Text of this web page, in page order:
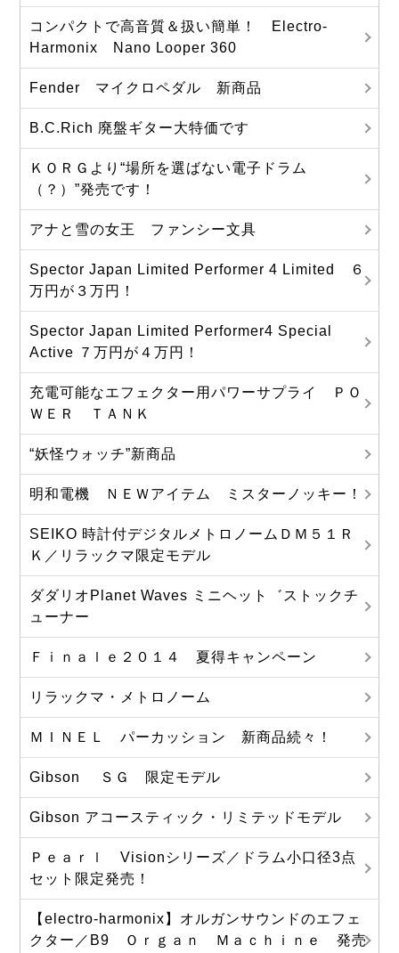
コンパクトで高音質＆扱い簡単！ Electro-
Harmonix Nano Looper 360
Fender マイクロペダル 新商品
B.C.Rich 廃盤ギター大特価です
ＫＯＲＧより“場所を選ばない電子ドラム
（？）”発売です！
アナと雪の女王 ファンシー文具
Spector Japan Limited Performer 4 Limited ６
万円が３万円！
Spector Japan Limited Performer4 Special
Active ７万円が４万円！
充電可能なエフェクター用パワーサプライ ＰＯ
ＷＥＲ ＴＡＮＫ
“妖怪ウォッチ”新商品
明和電機 ＮＥＷアイテム ミスターノッキー！
SEIKO 時計付デジタルメトロノームＤＭ５１Ｒ
Ｋ／リラックマ限定モデル
ダダリオPlanet Waves ミニヘット゛ストックチ
ューナー
Ｆｉｎａｌｅ２０１４ 夏得キャンペーン
リラックマ・メトロノーム
ＭＩＮＥＬ パーカッション 新商品続々！
Gibson ＳＧ 限定モデル
Gibson アコースティック・リミテッドモデル
Ｐｅａｒｌ Visionシリーズ／ドラム小口径3点
セット限定発売！
【electro-harmonix】オルガンサウンドのエフェ
クター／B9 Ｏｒｇａｎ Ｍａｃｈｉｎｅ 発売